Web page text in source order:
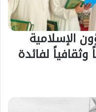
الإسلامية
وثقافياً لفائدة